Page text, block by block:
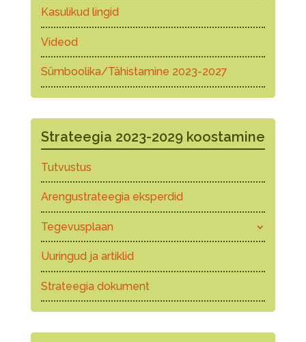
Kasulikud lingid
Videod
Sümboolika/Tähistamine 2023-2027
Strateegia 2023-2029 koostamine
Tutvustus
Arengustrateegia eksperdid
Tegevusplaan
Uuringud ja artiklid
Strateegia dokument